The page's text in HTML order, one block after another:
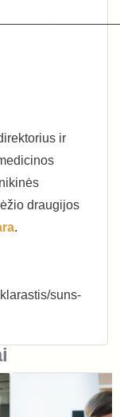
ir
draugijos
.
suns-